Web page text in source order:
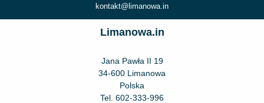
kontakt@limanowa.in
Limanowa.in
Jana Pawła II 19
34-600 Limanowa
Polska
Tel. 602-333-996